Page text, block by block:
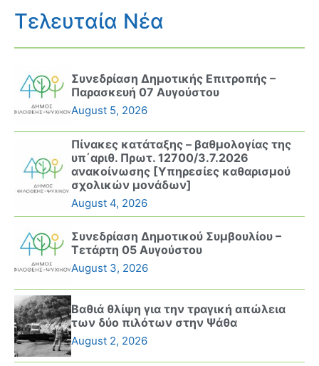
Τελευταία Νέα
Συνεδρίαση Δημοτικής Επιτροπής –
Παρασκευή 07 Αυγούστου
August 5, 2026
Πίνακες κατάταξης – βαθμολογίας της
υπ΄αριθ. Πρωτ. 12700/3.7.2026
ανακοίνωσης [Υπηρεσίες καθαρισμού
σχολικών μονάδων]
August 4, 2026
Συνεδρίαση Δημοτικού Συμβουλίου –
Τετάρτη 05 Αυγούστου
August 3, 2026
Βαθιά θλίψη για την τραγική απώλεια
των δύο πιλότων στην Ψάθα
August 2, 2026